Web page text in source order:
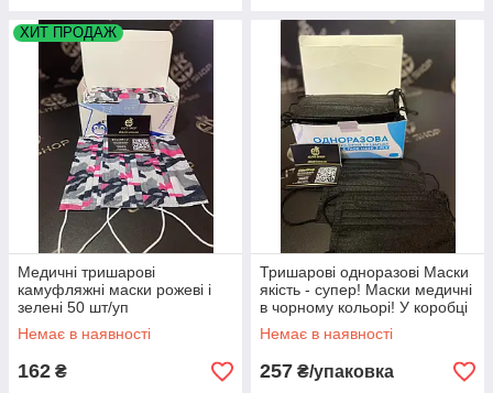
ХИТ ПРОДАЖ
Медичні тришарові
камуфляжні маски рожеві і
зелені 50 шт/уп
Немає в наявності
162 ₴
Тришарові одноразові Маски
якість - супер! Маски медичні
в чорному кольорі! У коробці
25 шт!
Немає в наявності
257 ₴/упаковка